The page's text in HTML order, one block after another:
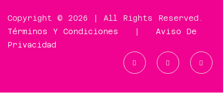
Copyright © 2026 | All Rights Reserved.
Términos Y Condiciones
Aviso De
Privacidad